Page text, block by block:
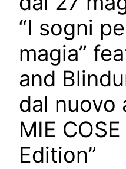
“I sogni
magia”
and
dal nuovo
MIE
Edition”